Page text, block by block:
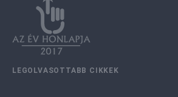
LEGOLVASOTTABB CIKKEK